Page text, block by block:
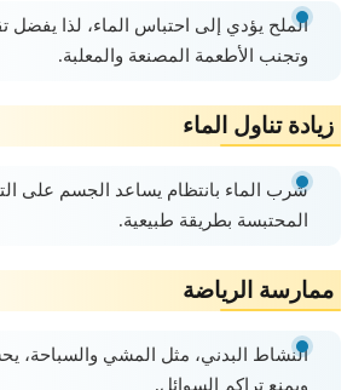
الملح يؤدي إلى احتباس الماء، لذا يفضل
وتجنب الأطعمة المصنعة والمعلبة.
زيادة تناول الماء
شرب الماء بانتظام يساعد الجسم على
المحتبسة بطريقة طبيعية.
ممارسة الرياضة
النشاط البدني، مثل المشي والسباحة،
ويمنع تراكم السوائل.